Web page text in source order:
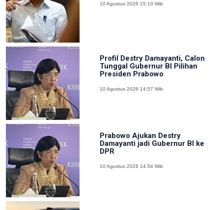
10 Agustus 2026 15:10 Wib
Profil Destry Damayanti, Calon
Tunggal Gubernur BI Pilihan
Presiden Prabowo
10 Agustus 2026 14:57 Wib
Prabowo Ajukan Destry
Damayanti jadi Gubernur BI ke
DPR
10 Agustus 2026 14:54 Wib